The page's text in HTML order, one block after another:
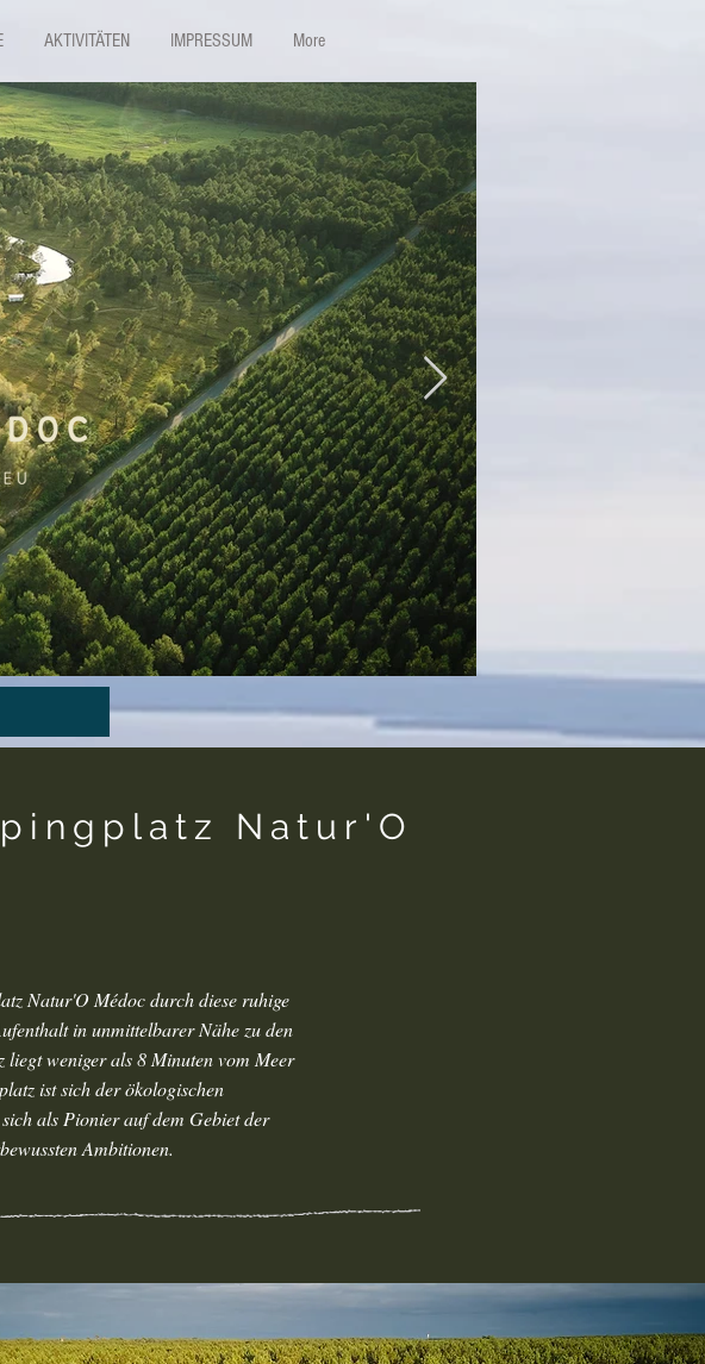
AKTIVITÄTEN IMPRESSUM More
Natur'O
Natur'O Médoc durch diese ruhige
in unmittelbarer Nähe zu den
weniger als 8 Minuten vom Meer
ist sich der ökologischen
als Pionier auf dem Gebiet der
Ambitionen.